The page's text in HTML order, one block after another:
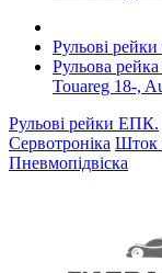
Рульові
Рульова
Touareg 18-,
Рульові рейки ЕПК.
Сервотроніка Шток
Пневмопідвіска